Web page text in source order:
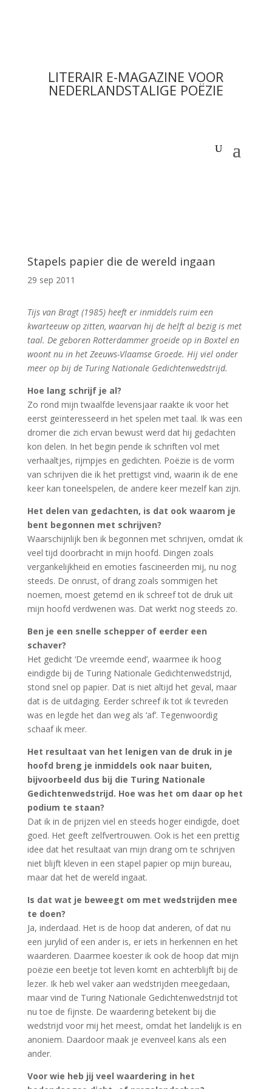
LITERAIR E-MAGAZINE VOOR
NEDERLANDSTALIGE POËZIE
Stapels papier die de wereld ingaan
29 sep 2011
Tijs van Bragt (1985) heeft er inmiddels ruim een
kwarteeuw op zitten, waarvan hij de helft al bezig is met
taal. De geboren Rotterdammer groeide op in Boxtel en
woont nu in het Zeeuws-Vlaamse Groede. Hij viel onder
meer op bij de Turing Nationale Gedichtenwedstrijd.
Hoe lang schrijf je al?
Zo rond mijn twaalfde levensjaar raakte ik voor het
eerst geïnteresseerd in het spelen met taal. Ik was een
dromer die zich ervan bewust werd dat hij gedachten
kon delen. In het begin pende ik schriften vol met
verhaaltjes, rijmpjes en gedichten. Poëzie is de vorm
van schrijven die ik het prettigst vind, waarin ik de ene
keer kan toneelspelen, de andere keer mezelf kan zijn.
Het delen van gedachten, is dat ook waarom je
bent begonnen met schrijven?
Waarschijnlijk ben ik begonnen met schrijven, omdat ik
veel tijd doorbracht in mijn hoofd. Dingen zoals
vergankelijkheid en emoties fascineerden mij, nu nog
steeds. De onrust, of drang zoals sommigen het
noemen, moest getemd en ik schreef tot de druk uit
mijn hoofd verdwenen was. Dat werkt nog steeds zo.
Ben je een snelle schepper of eerder een
schaver?
Het gedicht ‘De vreemde eend’, waarmee ik hoog
eindigde bij de Turing Nationale Gedichtenwedstrijd,
stond snel op papier. Dat is niet altijd het geval, maar
dat is de uitdaging. Eerder schreef ik tot ik tevreden
was en legde het dan weg als ‘af’. Tegenwoordig
schaaf ik meer.
Het resultaat van het lenigen van de druk in je
hoofd breng je inmiddels ook naar buiten,
bijvoorbeeld dus bij die Turing Nationale
Gedichtenwedstrijd. Hoe was het om daar op het
podium te staan?
Dat ik in de prijzen viel en steeds hoger eindigde, doet
goed. Het geeft zelfvertrouwen. Ook is het een prettig
idee dat het resultaat van mijn drang om te schrijven
niet blijft kleven in een stapel papier op mijn bureau,
maar dat het de wereld ingaat.
Is dat wat je beweegt om met wedstrijden mee
te doen?
Ja, inderdaad. Het is de hoop dat anderen, of dat nu
een jurylid of een ander is, er iets in herkennen en het
waarderen. Daarmee koester ik ook de hoop dat mijn
poëzie een beetje tot leven komt en achterblijft bij de
lezer. Ik heb wel vaker aan wedstrijden meegedaan,
maar vind de Turing Nationale Gedichtenwedstrijd tot
nu toe de fijnste. De waardering betekent bij die
wedstrijd voor mij het meest, omdat het landelijk is en
anoniem. Daardoor maak je evenveel kans als een
ander.
Voor wie heb jij veel waardering in het